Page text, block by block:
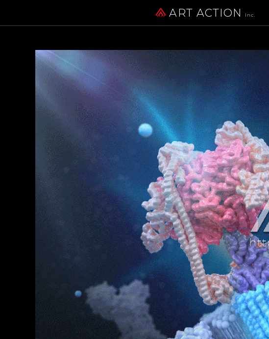
ART ACTION Inc.